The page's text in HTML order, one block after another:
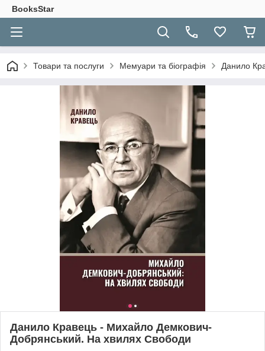
BooksStar
Товари та послуги Мемуари та біографія Данило
Данило Кравець - Михайло Демкович-
Добрянський. На хвилях Свободи